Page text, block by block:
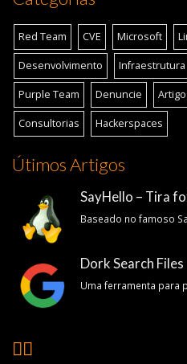
Red Team CVE Microsoft
Desenvolvimento Infraestrutura
Purple Team Denuncie
Consultorias Hackerspaces
Útimos Artigos
SayHello – Tira
Baseado no famoso
Dork Search Files
Uma ferramenta para
👍🏽